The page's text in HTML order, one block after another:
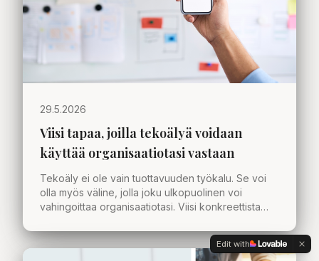
29.5.2026
Viisi tapaa, joilla tekoälyä voidaan
käyttää organisaatiotasi vastaan
Tekoäly ei ole vain tuottavuuden työkalu. Se voi
olla myös väline, jolla joku ulkopuolinen voi
vahingoittaa organisaatiotasi. Viisi konkreettista
pohtia.
Edit with